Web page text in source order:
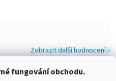
fungování obchodu.
Zobrazit další hodnocení